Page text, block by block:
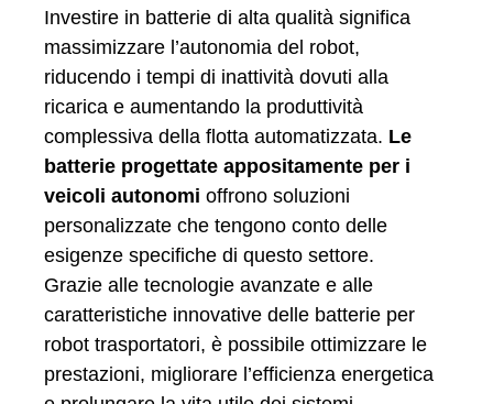
Investire in batterie di alta qualità significa
massimizzare l’autonomia del robot,
riducendo i tempi di inattività dovuti alla
ricarica e aumentando la produttività
complessiva della flotta automatizzata. Le
batterie progettate appositamente per i
veicoli autonomi offrono soluzioni
personalizzate che tengono conto delle
esigenze specifiche di questo settore.
Grazie alle tecnologie avanzate e alle
caratteristiche innovative delle batterie per
robot trasportatori, è possibile ottimizzare le
prestazioni, migliorare l’efficienza energetica